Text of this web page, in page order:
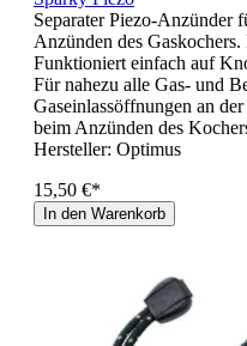
Separater Piezo-Anzünder
Anzünden des
Funktioniert einfach auf
Für nahezu alle Gas- und
Gaseinlassöffnungen an
beim Anzünden des
Hersteller: Optimus
15,50 €*
In den Warenkorb